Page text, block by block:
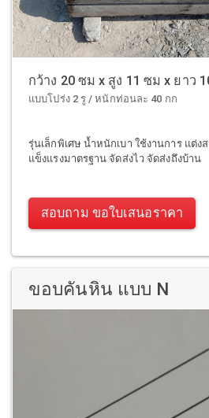
กว้าง 20 ซม x สูง 11 ซม x ยาว
แบบโปร่ง 2 รู / หนักท่อนละ 40 กก
รุ่นเล็กพิเศษ น้ำหนักเบา ใช้งานการ แต่
แข็งแรงมาตรฐาน จัดส่งไว จัดส่งถึงบ้าน
สอบถาม ขอใบเสนอราคา
ขอบคันหิน แบบ N